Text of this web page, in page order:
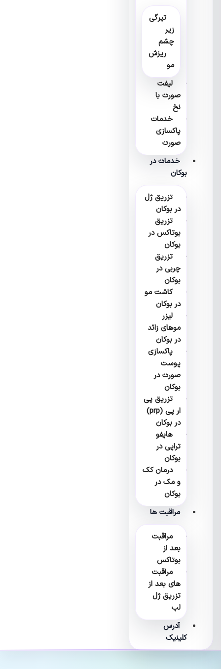
تیرگی
زیر
چشم
ریزش
مو
لیفت
صورت با
نخ
خدمات
پاکسازی
صورت
خدمات در
بوکان
تزریق ژل
در بوکان
تزریق
بوتاکس در
بوکان
تزریق
چربی در
بوکان
کاشت مو
در بوکان
لیزر
موهای زائد
در بوکان
پاکسازی
پوست
صورت در
بوکان
تزریق پی
ار پی (prp)
در بوکان
هایفو
تراپی در
بوکان
درمان کک
و مک در
بوکان
مراقبت ها
مراقبت
بعد از
بوتاکس
مراقبت
های بعد از
تزریق ژل
لب
آدرس
کلینیک